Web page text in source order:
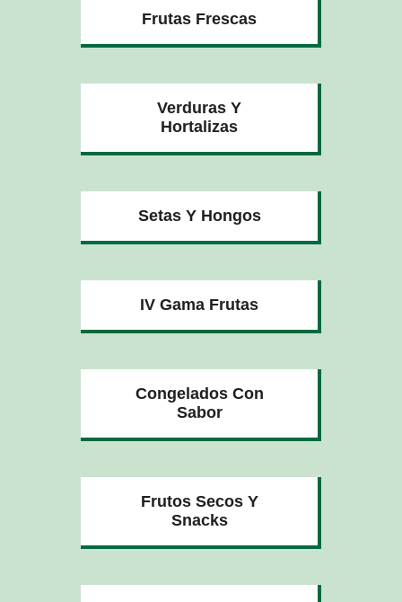
Frutas Frescas
Verduras Y
Hortalizas
Setas Y Hongos
IV Gama Frutas
Congelados Con
Sabor
Frutos Secos Y
Snacks